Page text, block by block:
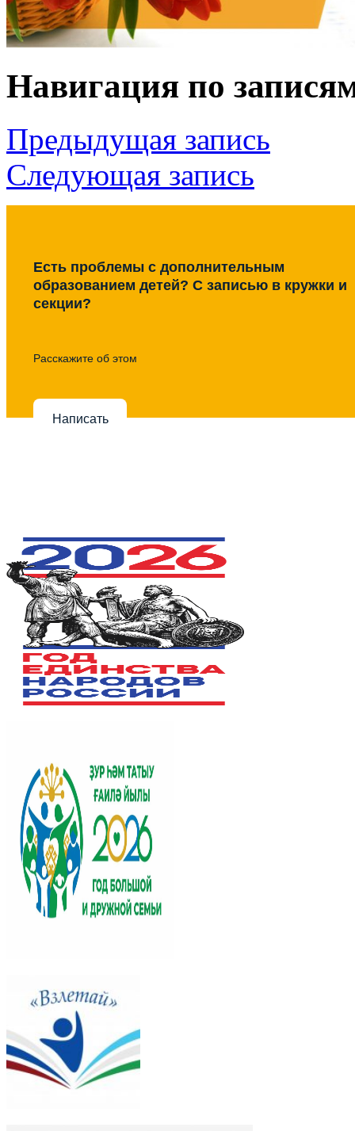
Навигация по
Предыдущая запись
Следующая запись
Есть проблемы с дополнительным
образованием детей? С записью в кружки и
секции?
Расскажите об этом
Написать